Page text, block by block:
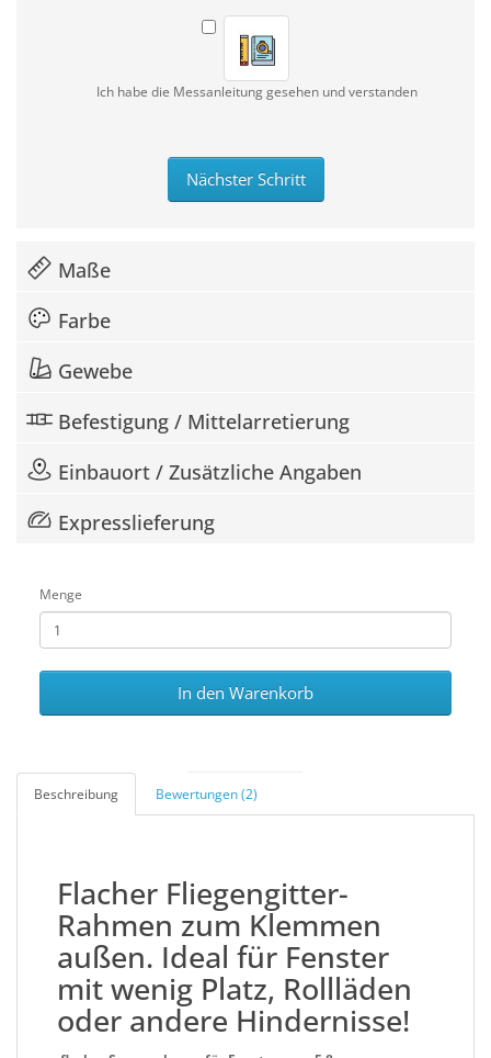
Ich habe die Messanleitung gesehen und verstanden
Nächster Schritt
Maße
Farbe
Gewebe
Befestigung / Mittelarretierung
Einbauort / Zusätzliche Angaben
Expresslieferung
Menge
In den Warenkorb
Beschreibung Bewertungen (2)
Flacher Fliegengitter-
Rahmen zum Klemmen
außen. Ideal für Fenster
mit wenig Platz, Rollläden
oder andere Hindernisse!